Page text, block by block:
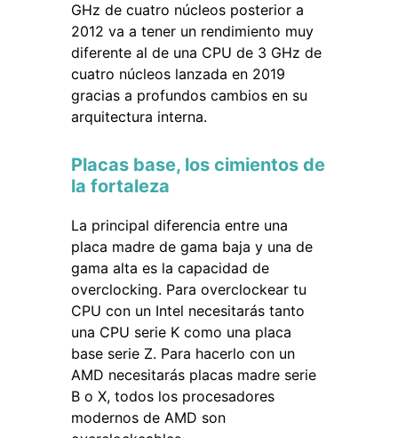
GHz de cuatro núcleos posterior a
2012 va a tener un rendimiento muy
diferente al de una CPU de 3 GHz de
cuatro núcleos lanzada en 2019
gracias a profundos cambios en su
arquitectura interna.
Placas base, los cimientos de
la fortaleza
La principal diferencia entre una
placa madre de gama baja y una de
gama alta es la capacidad de
overclocking. Para overclockear tu
CPU con un Intel necesitarás tanto
una CPU serie K como una placa
base serie Z. Para hacerlo con un
AMD necesitarás placas madre serie
B o X, todos los procesadores
modernos de AMD son